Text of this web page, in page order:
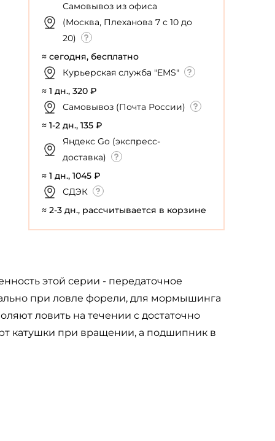
Самовывоз из офиса
(Москва, Плеханова 7 с 10 до
20)
≈ сегодня, бесплатно
Курьерская служба "EMS"
≈ 1 дн., 320 ₽
Самовывоз (Почта России)
≈ 1-2 дн., 135 ₽
Яндекс Go (экспресс-
доставка)
≈ 1 дн., 1045 ₽
СДЭК
≈ 2-3 дн., рассчитывается в корзине
этой серии - передаточное
при ловле форели, для мормышинга
ловить на течении с достаточно
катушки при вращении, а подшипник в